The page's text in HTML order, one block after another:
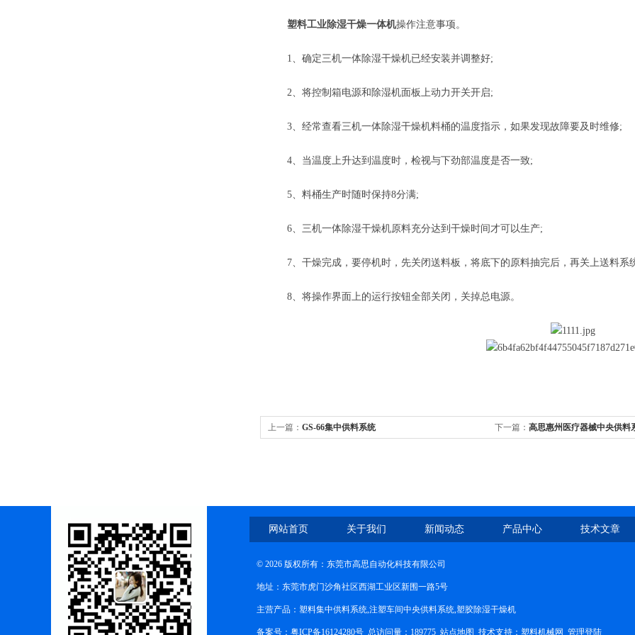
塑料工业除湿干燥一体机操作注意事项。
1、确定三机一体除湿干燥机已经安装并调整好;
2、将控制箱电源和除湿机面板上动力开关开启;
3、经常查看三机一体除湿干燥机料桶的温度指示，如果发现故障要及时维修;
4、当温度上升达到温度时，检视与下劲部温度是否一致;
5、料桶生产时随时保持8分满;
6、三机一体除湿干燥机原料充分达到干燥时间才可以生产;
7、干燥完成，要停机时，先关闭送料板，将底下的原料抽完后，再关上送料系
8、将操作界面上的运行按钮全部关闭，关掉总电源。
上一篇： GS-66集中供料系统 下一篇： 高思惠州医疗器械中央供料
网站首页 关于我们 新闻动态 产品中心 技术文章
© 2026 版权所有：东莞市高思自动化科技有限公司
地址：东莞市虎门沙角社区西湖工业区新围一路5号
主营产品：塑料集中供料系统,注塑车间中央供料系统,塑胶除湿干燥机
备案号：粤ICP备16124280号 总访问量：189775 站点地图 技术支持： 塑料机械网 管理登陆